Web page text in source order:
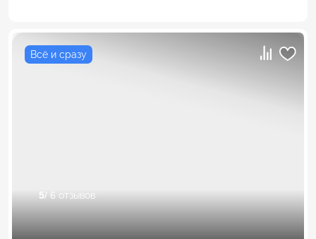
Всё и сразу
5/ 6 отзывов